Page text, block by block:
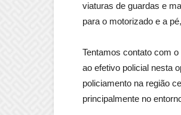
viaturas de guardas e
para o motorizado e a
Tentamos contato com
ao efetivo policial nesta
policiamento na região
principalmente no